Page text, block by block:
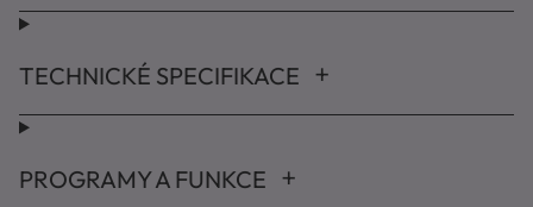
TECHNICKÉ SPECIFIKACE
PROGRAMY A FUNKCE